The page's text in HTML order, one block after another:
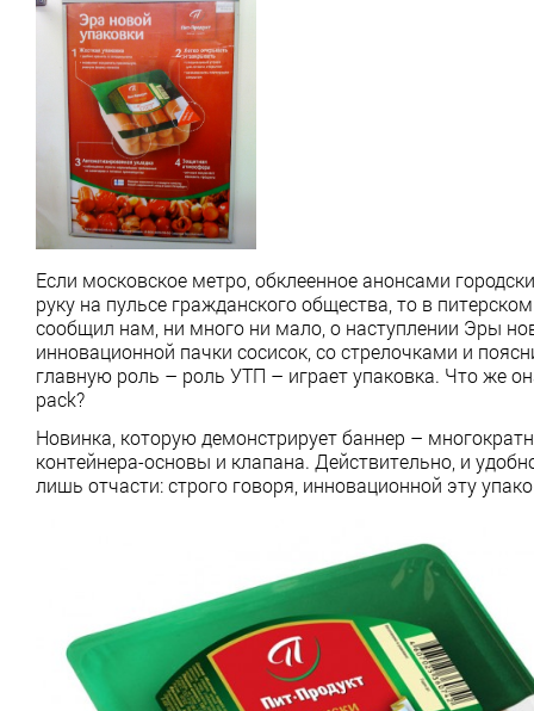
Если московское метро, обклеенное анонсами
руку на пульсе гражданского общества, то в
сообщил нам, ни много ни мало, о наступлении Эры
инновационной пачки сосисок, со стрелочками и
главную роль – роль УТП – играет упаковка. Что же
pack?
Новинка, которую демонстрирует баннер –
контейнера-основы и клапана. Действительно, и
лишь отчасти: строго говоря, инновационной эту